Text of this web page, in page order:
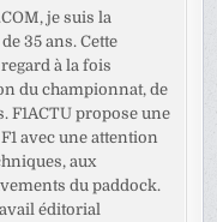
je suis la
35 ans. Cette
à la fois
du championnat, de
F1ACTU propose une
avec une attention
aux
du paddock.
éditorial